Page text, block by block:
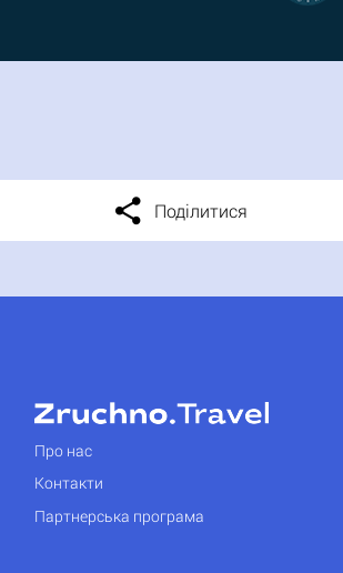
Поділитися
Про нас
Контакти
Партнерська програма